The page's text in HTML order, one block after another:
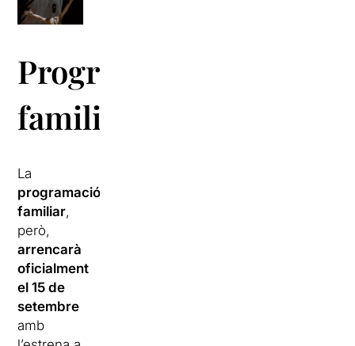
Programació
familiar
La
programació
familiar,
però,
arrencarà
oficialment
el 15 de
setembre
amb